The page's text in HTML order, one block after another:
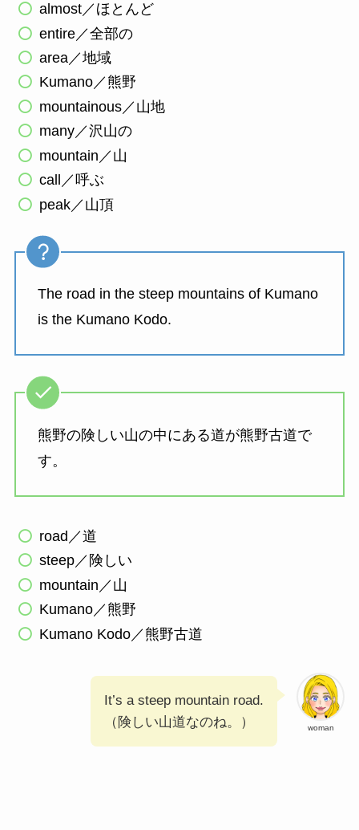
almost／ほとんど
entire／全部の
area／地域
Kumano／熊野
mountainous／山地
many／沢山の
mountain／山
call／呼ぶ
peak／山頂
The road in the steep mountains of Kumano
is the Kumano Kodo.
熊野の険しい山の中にある道が熊野古道で
す。
road／道
steep／険しい
mountain／山
Kumano／熊野
Kumano Kodo／熊野古道
woman
It’s a steep mountain road.
（険しい山道なのね。）